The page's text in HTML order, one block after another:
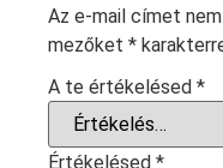
Az e-mail címet
mezőket *
A te értékelésed *
Értékelésed *